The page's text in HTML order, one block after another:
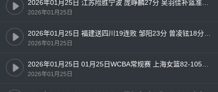
2026年01月25日
2026年01月25日
2026年01月25日